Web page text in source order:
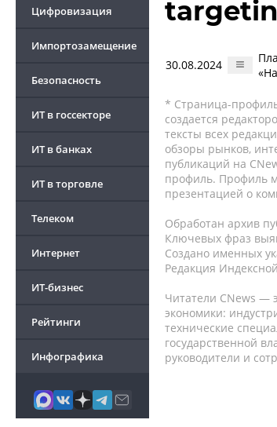
Цифровизация
Импортозамещение
Безопасность
ИТ в госсекторе
ИТ в банках
ИТ в торговле
Телеком
Интернет
ИТ-бизнес
Рейтинги
Инфографика
30.08.2024
* Страница-
создается
тексты всех
обзоры рынков,
публикаций на
профиль. Профиль
презентацией о
Обработан архив
Ключевых фраз
Создано именных
Редакция
Читатели CNews —
экономики:
технические
государственной
руководители и